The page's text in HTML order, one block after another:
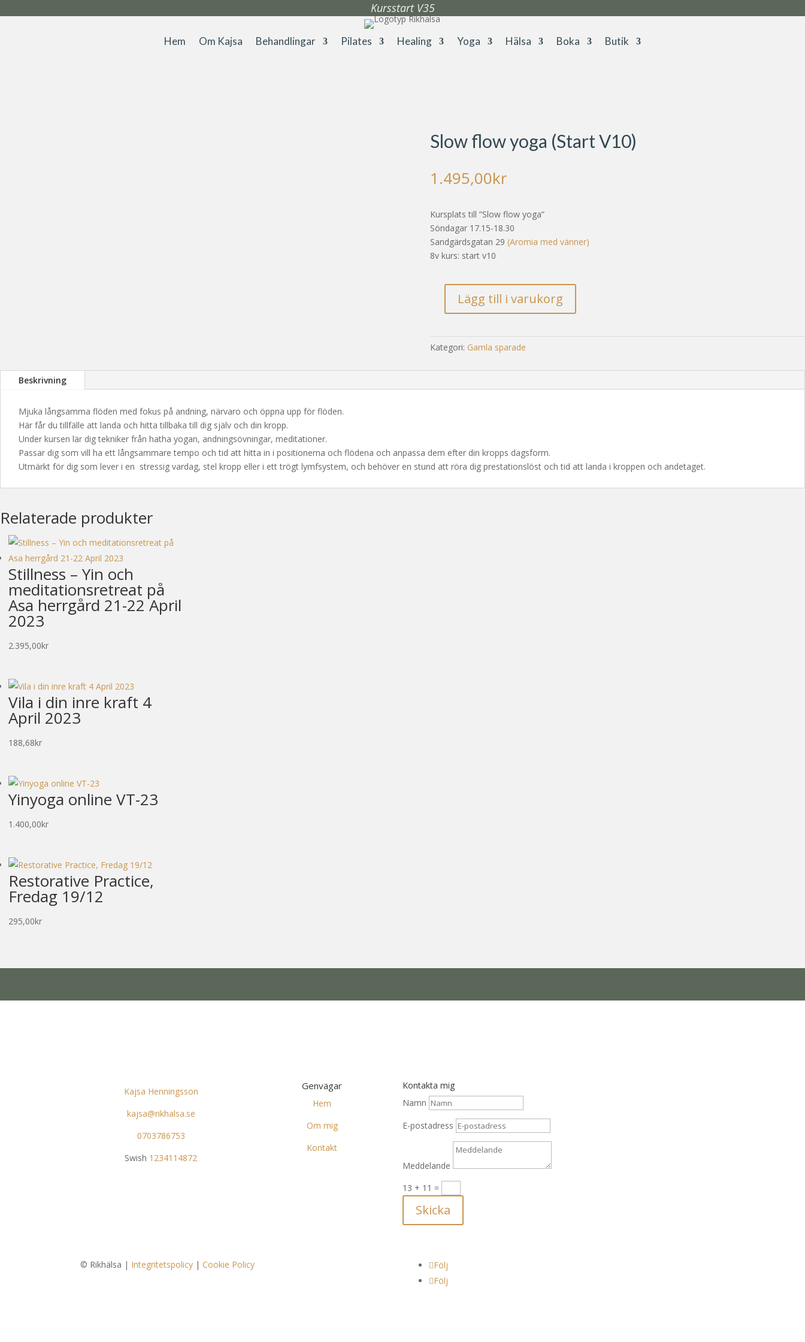
Kursstart V35
Hem Om Kajsa Behandlingar Pilates Healing Yoga Hälsa Boka Butik
Slow flow yoga (Start V10)
1.495,00kr
Kursplats till ”Slow flow yoga”
Söndagar 17.15-18.30
Sandgärdsgatan 29(Aromia med vänner)
8v kurs: start v10
(Start
mängd
Lägg till i varukorg
Kategori: Gamla sparade
Beskrivning
Mjuka långsamma flöden med fokus på andning, närvaro och öppna upp för flöden.
Här får du tillfälle att landa och hitta tillbaka till dig själv och din kropp.
Under kursen lär dig tekniker från hatha yogan, andningsövningar, meditationer.
Passar dig som vill ha ett långsammare tempo och tid att hitta in i positionerna och flödena och anpassa dem efter din kropps dagsform.
Utmärkt för dig som lever i en stressig vardag, stel kropp eller i ett trögt lymfsystem, och behöver en stund att röra dig prestationslöst och tid att landa i kroppen och andetaget.
Relaterade produkter
Stillness – Yin och
meditationsretreat på
Asa herrgård 21-22 April
2023
2.395,00kr
Vila i din inre kraft 4
April 2023
188,68kr
Yinyoga online VT-23
1.400,00kr
Restorative Practice,
Fredag 19/12
295,00kr
Kajsa Henningsson
kajsa@rikhalsa.se
0703786753
Swish 1234114872
Genvägar
Hem
Om mig
Kontakt
Kontakta mig
Namn
E-postadress
Meddelande
13 + 11 =
Skicka
© Rikhälsa | Integritetspolicy |Cookie Policy
Följ
Följ